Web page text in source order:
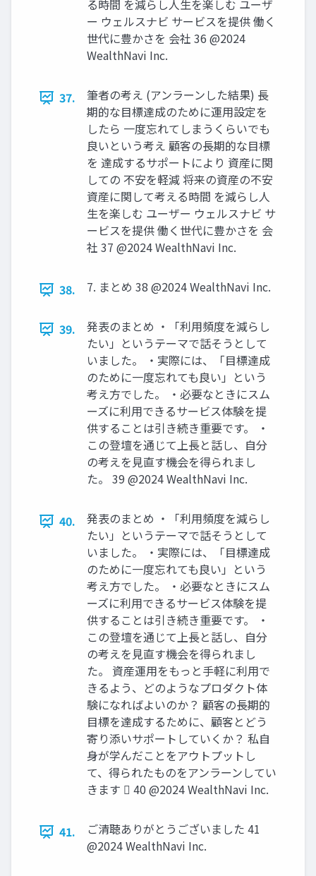
る時間 を減らし⼈⽣を楽しむ ユーザ
ー ウェルスナビ サービスを提供 働く
世代に豊かさを 会社 36 @2024
WealthNavi Inc.
37.
筆者の考え (アンラーンした結果) ⻑
期的な⽬標達成のために運⽤設定を
したら ⼀度忘れてしまうくらいでも
良いという考え 顧客の⻑期的な⽬標
を 達成するサポートにより 資産に関
しての 不安を軽減 将来の資産の不安
資産に関して考える時間 を減らし⼈
⽣を楽しむ ユーザー ウェルスナビ サ
ービスを提供 働く世代に豊かさを 会
社 37 @2024 WealthNavi Inc.
38. 7. まとめ 38 @2024 WealthNavi Inc.
39.
発表のまとめ ‧「利⽤頻度を減らし
たい」というテーマで話そうとして
いました。 ‧実際には、「⽬標達成
のために⼀度忘れても良い」という
考え⽅でした。 ‧必要なときにスム
ーズに利⽤できるサービス体験を提
供することは引き続き重要です。 ‧
この登壇を通じて上⻑と話し、⾃分
の考えを⾒直す機会を得られまし
た。 39 @2024 WealthNavi Inc.
40.
発表のまとめ ‧「利⽤頻度を減らし
たい」というテーマで話そうとして
いました。 ‧実際には、「⽬標達成
のために⼀度忘れても良い」という
考え⽅でした。 ‧必要なときにスム
ーズに利⽤できるサービス体験を提
供することは引き続き重要です。 ‧
この登壇を通じて上⻑と話し、⾃分
の考えを⾒直す機会を得られまし
た。 資産運⽤をもっと⼿軽に利⽤で
きるよう、どのようなプロダクト体
験になればよいのか？ 顧客の⻑期的
⽬標を達成するために、顧客とどう
寄り添いサポートしていくか？ 私⾃
⾝が学んだことをアウトプットし
て、得られたものをアンラーンしてい
きます 󰢛 40 @2024 WealthNavi Inc.
41.
ご清聴ありがとうございました 41
@2024 WealthNavi Inc.